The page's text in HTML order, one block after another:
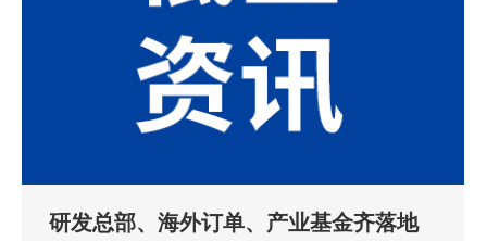
研发总部、海外订单、产业基金齐落地